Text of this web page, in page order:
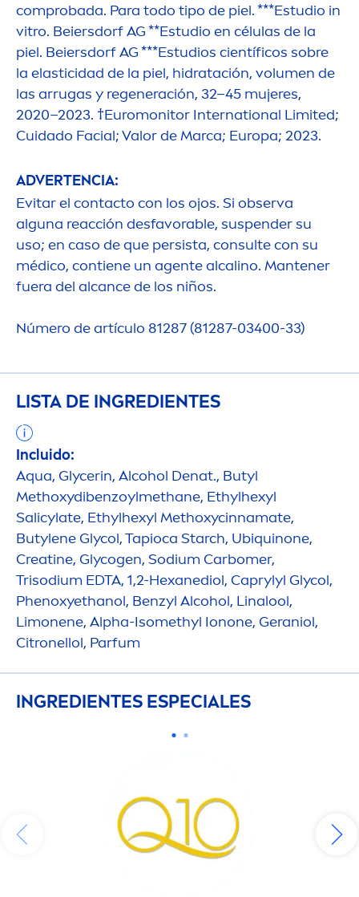
comprobada. Para todo tipo de piel. ***Estudio in
vitro. Beiersdorf AG **Estudio en células de la
piel. Beiersdorf AG ***Estudios científicos sobre
la elasticidad de la piel, hidratación, volumen de
las arrugas y regeneración, 32–45 mujeres,
2020–2023. †Euromonitor International Limited;
Cuidado Facial; Valor de Marca; Europa; 2023.
ADVERTENCIA:
Evitar el contacto con los ojos. Si observa
alguna reacción desfavorable, suspender su
uso; en caso de que persista, consulte con su
médico, contiene un agente alcalino. Mantener
fuera del alcance de los niños.
Número de artículo 81287 (81287-03400-33)
LISTA DE INGREDIENTES
Incluido:
Aqua, Glycerin, Alcohol Denat., Butyl
Methoxydibenzoylmethane, Ethylhexyl
Salicylate, Ethylhexyl Methoxycinnamate,
Butylene Glycol, Tapioca Starch, Ubiquinone,
Creatine, Glycogen, Sodium Carbomer,
Trisodium EDTA, 1,2-Hexanediol, Caprylyl Glycol,
Phenoxyethanol, Benzyl Alcohol, Linalool,
Limonene, Alpha-Isomethyl Ionone, Geraniol,
Citronellol, Parfum
INGREDIENTES ESPECIALES